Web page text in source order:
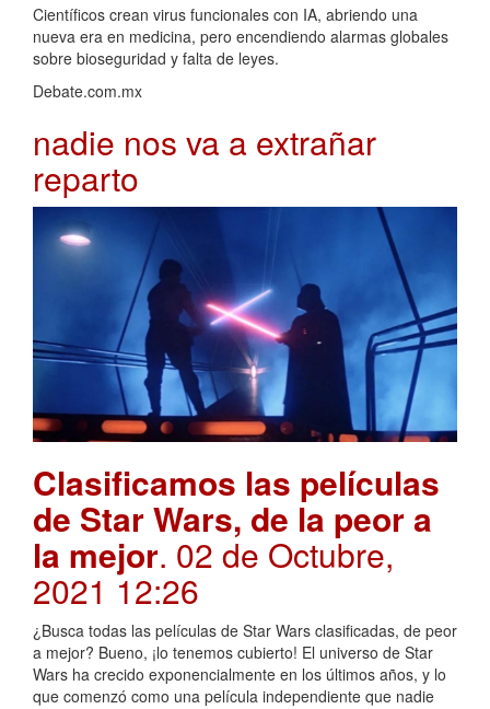
Científicos crean virus funcionales con IA, abriendo una
nueva era en medicina, pero encendiendo alarmas globales
sobre bioseguridad y falta de leyes.
Debate.com.mx
nadie nos va a extrañar
reparto
Clasificamos las películas
de Star Wars, de la peor a
la mejor. 02 de Octubre,
2021 12:26
¿Busca todas las películas de Star Wars clasificadas, de peor
a mejor? Bueno, ¡lo tenemos cubierto! El universo de Star
Wars ha crecido exponencialmente en los últimos años, y lo
que comenzó como una película independiente que nadie